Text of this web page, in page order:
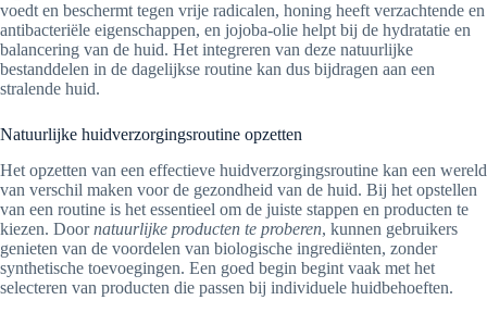
voedt en beschermt tegen vrije radicalen, honing heeft verzachtende en
antibacteriële eigenschappen, en jojoba-olie helpt bij de hydratatie en
balancering van de huid. Het integreren van deze natuurlijke
bestanddelen in de dagelijkse routine kan dus bijdragen aan een
stralende huid.
Natuurlijke huidverzorgingsroutine opzetten
Het opzetten van een effectieve huidverzorgingsroutine kan een wereld
van verschil maken voor de gezondheid van de huid. Bij het opstellen
van een routine is het essentieel om de juiste stappen en producten te
kiezen. Doornatuurlijke producten te proberen, kunnen gebruikers
genieten van de voordelen van biologische ingrediënten, zonder
synthetische toevoegingen. Een goed begin begint vaak met het
selecteren van producten die passen bij individuele huidbehoeften.